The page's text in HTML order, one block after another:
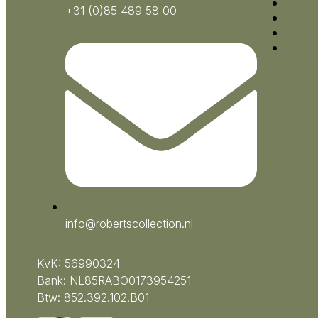
+31 (0)85 489 58 00
info@robertscollection.nl
KvK: 56990324
Bank: NL85RABO0173954251
Btw: 852.392.102.B01